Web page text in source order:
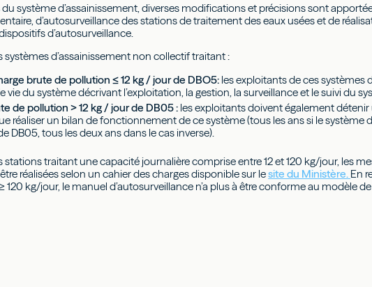
système d’assainissement, diverses modifications et précisions sont
d’autosurveillance des stations de traitement des eaux usées et de
d’autosurveillance.
systèmes d’assainissement non collectif traitant :
brute de pollution ≤ 12 kg / jour de DBO5: les exploitants de ces systèmes
vie du système décrivant l’exploitation, la gestion, la surveillance et le suivi du
de pollution > 12 kg / jour de DB05 : les exploitants doivent également détenir
réaliser un bilan de fonctionnement de ce système (tous les ans si le système
DB05, tous les deux ans dans le cas inverse).
stations traitant une capacité journalière comprise entre 12 et 120 kg/jour, les
réalisées selon un cahier des charges disponible sur lesite du Ministère. En
120 kg/jour, le manuel d’autosurveillance n’a plus à être conforme au modèle